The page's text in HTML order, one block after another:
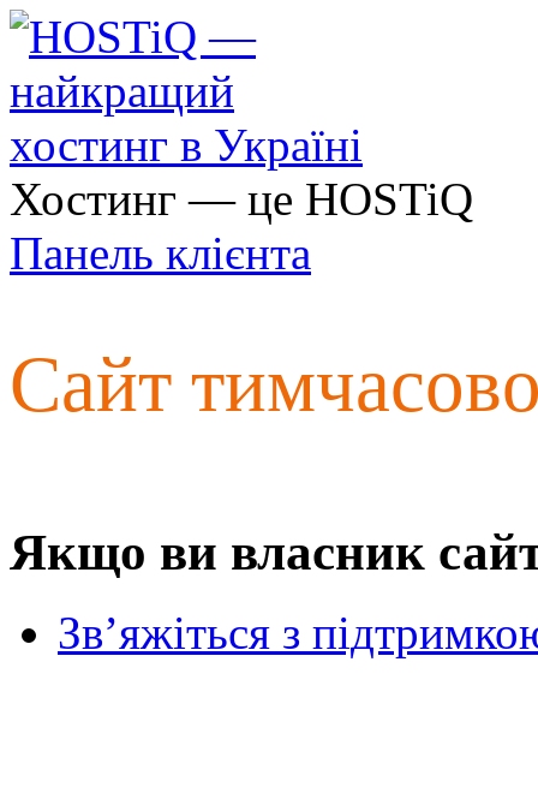
Хостинг — це HOSTiQ
Панель клієнта
Сайт
Якщо ви власник
Зв’яжіться з